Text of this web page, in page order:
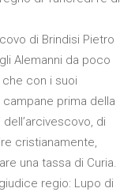
di Brindisi Pietro
Alemanni da poco
con i suoi
prima della
di
cristianamente,
una tassa di Curia.
regio: Lupo di